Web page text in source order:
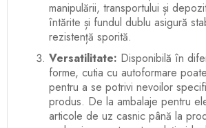
manipulării, transportului și
întărite și fundul dublu asigură
rezistență sporită.
Versatilitate: Disponibilă în
forme, cutia cu autoformare
pentru a se potrivi nevoilor
produs. De la ambalaje pentru
articole de uz casnic până la